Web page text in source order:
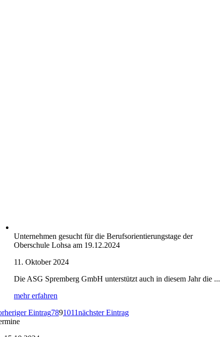
Unternehmen gesucht für die Berufsorientierungstage der
Oberschule Lohsa am 19.12.2024
11. Oktober 2024
Die ASG Spremberg GmbH unterstützt auch in diesem Jahr die ...
mehr erfahren
Eintrag7891011nächster Eintrag